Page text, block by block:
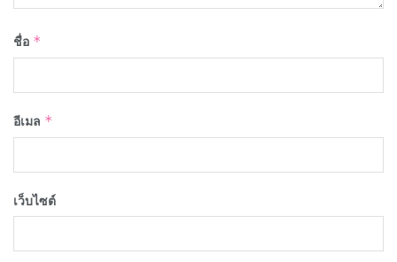
ชื่อ *
อีเมล *
เว็บไซต์